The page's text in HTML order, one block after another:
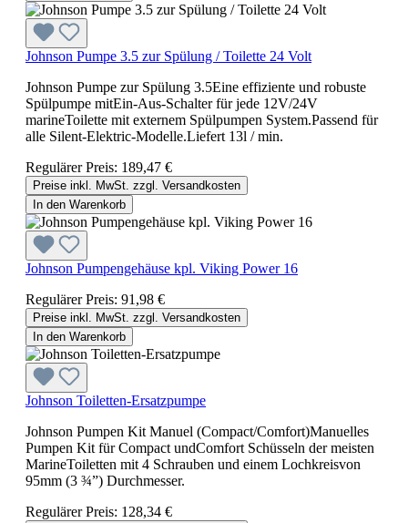
Johnson Pumpe 3.5 zur Spülung / Toilette 24 Volt
Johnson Pumpe zur Spülung 3.5Eine effiziente und robuste
Spülpumpe mitEin-Aus-Schalter für jede 12V/24V
marineToilette mit externem Spülpumpen System.Passend für
alle Silent-Elektric-Modelle.Liefert 13l / min.
Regulärer Preis: 189,47 €
Preise inkl. MwSt. zzgl. Versandkosten
In den Warenkorb
Johnson Pumpengehäuse kpl. Viking Power 16
Regulärer Preis: 91,98 €
Preise inkl. MwSt. zzgl. Versandkosten
In den Warenkorb
Johnson Toiletten-Ersatzpumpe
Johnson Pumpen Kit Manuel (Compact/Comfort)Manuelles
Pumpen Kit für Compact undComfort Schüsseln der meisten
MarineToiletten mit 4 Schrauben und einem Lochkreisvon
95mm (3 ¾”) Durchmesser.
Regulärer Preis: 128,34 €